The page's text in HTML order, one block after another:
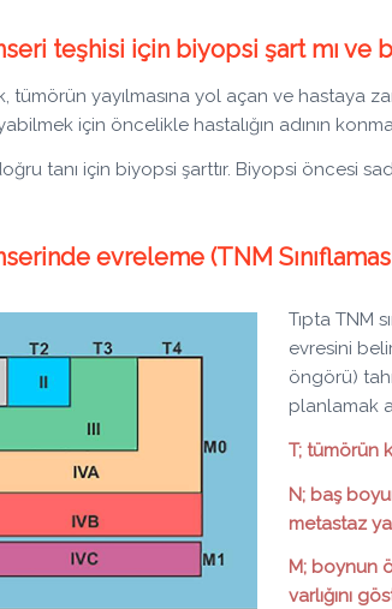
teşhisi için biyopsi şart mı ve
tümörün yayılmasına yol açan ve hastaya
için öncelikle hastalığın adının
tanı için biyopsi şarttır. Biyopsi öncesi
evreleme (TNM
Tıpta TNM
evresini
öngörü)
planlamak
T; tümörün
N; baş
metastaz
M; boynun
varlığını